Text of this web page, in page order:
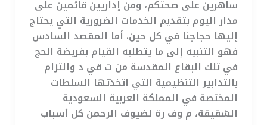
ساهرين على صحتكم، ومن إداريين قائمين على
مدار اليوم بتقديم الخدمات الضرورية التي يحتاج
إليها حجاجنا في كل حين. أما المقصد السادس
فهو التنبيه إلى ما يتطلبه القيام بفريضة الحج
في تلك البقاع المقدسة من ت قي د والتزام
بالتدابير التنظيمية التي اتخذتها السلطات
المختصة في المملكة العربية السعودية
الشقيقة، م وف رة لضيوف الرحمن كل أسباب